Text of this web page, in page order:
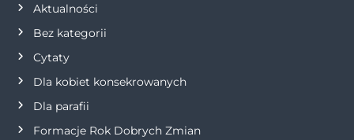
c
j
a
w
Aktualności
Bez kategorii
Cytaty
Dla kobiet konsekrowanych
Dla parafii
Formacje Rok Dobrych Zmian